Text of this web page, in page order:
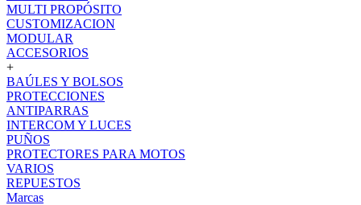
MULTI PROPÓSITO
CUSTOMIZACION
MODULAR
ACCESORIOS
+
BAÚLES Y BOLSOS
PROTECCIONES
ANTIPARRAS
INTERCOM Y LUCES
PUÑOS
PROTECTORES PARA MOTOS
VARIOS
REPUESTOS
Marcas